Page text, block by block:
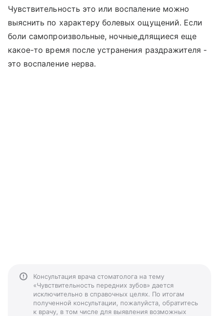
Чувствительность это или воспаление можно
выяснить по характеру болевых ощущений. Если
боли самопроизвольные, ночные,длящиеся еще
какое-то время после устранения раздражителя -
это воспаление нерва.
Консультация врача стоматолога на тему
«Чувствительность передних зубов» дается
исключительно в справочных целях. По итогам
полученной консультации, пожалуйста, обратитесь
к врачу, в том числе для выявления возможных